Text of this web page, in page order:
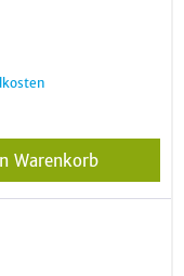
Warenkorb